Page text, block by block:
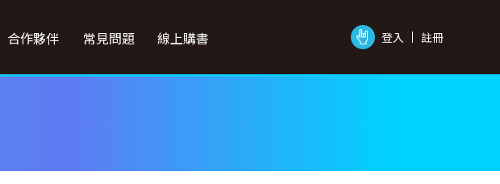
登入 註冊
合作夥伴 常見問題 線上購書